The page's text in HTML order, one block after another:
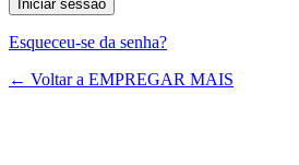
Esqueceu-se da senha?
← Voltar a EMPREGAR MAIS